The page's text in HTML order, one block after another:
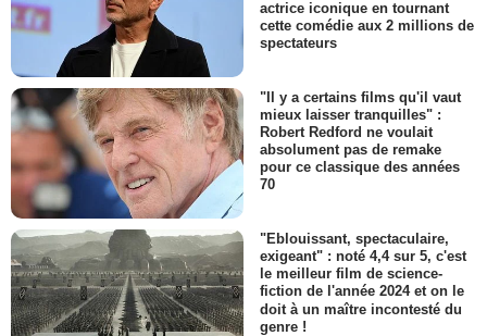
actrice iconique en tournant
cette comédie aux 2 millions de
spectateurs
"Il y a certains films qu'il vaut
mieux laisser tranquilles" :
Robert Redford ne voulait
absolument pas de remake
pour ce classique des années
70
"Eblouissant, spectaculaire,
exigeant" : noté 4,4 sur 5, c'est
le meilleur film de science-
fiction de l'année 2024 et on le
doit à un maître incontesté du
genre !